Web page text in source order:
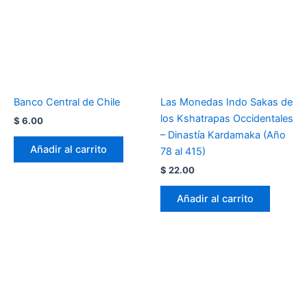
Banco Central de Chile
$ 6.00
Añadir al carrito
Las Monedas Indo Sakas de
los Kshatrapas Occidentales
– Dinastía Kardamaka (Año
78 al 415)
$ 22.00
Añadir al carrito